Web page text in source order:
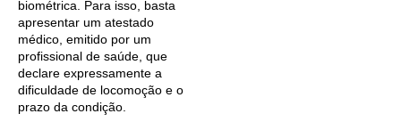
biométrica. Para isso, basta
apresentar um atestado
médico, emitido por um
profissional de saúde, que
declare expressamente a
dificuldade de locomoção e o
prazo da condição.